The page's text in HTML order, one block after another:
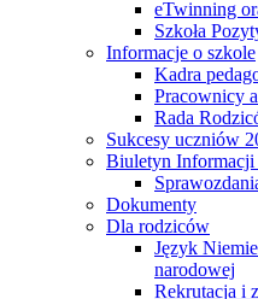
eTwinning
Szkoła
Informacje o szkole
Kadra
Pracownicy
Rada
Sukcesy uczniów
Biuletyn Informacji
Dokumenty
Dla rodziców
Język
narodowej
Rekrutacja i